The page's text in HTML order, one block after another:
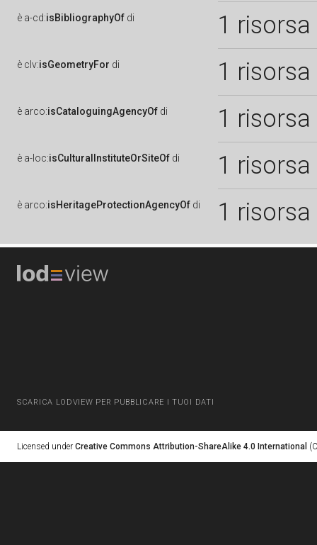
è a-cd:isBibliographyOf di 1 risorsa
è clv:isGeometryFor di 1 risorsa
è arco:isCataloguingAgencyOf di 1 risorsa
è a-loc:isCulturalInstituteOrSiteOf di 1 risorsa
è arco:isHeritageProtectionAgencyOf di 1 risorsa
SCARICA LODVIEW PER PUBBLICARE I TUOI DATI
Licensed under Creative Commons Attribution-ShareAlike 4.0 International